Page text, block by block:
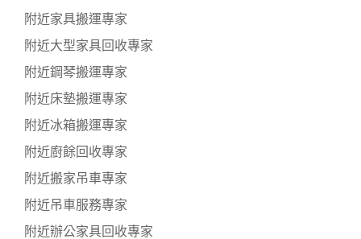
附近家具搬運專家
附近大型家具回收專家
附近鋼琴搬運專家
附近床墊搬運專家
附近冰箱搬運專家
附近廚餘回收專家
附近搬家吊車專家
附近吊車服務專家
附近辦公家具回收專家